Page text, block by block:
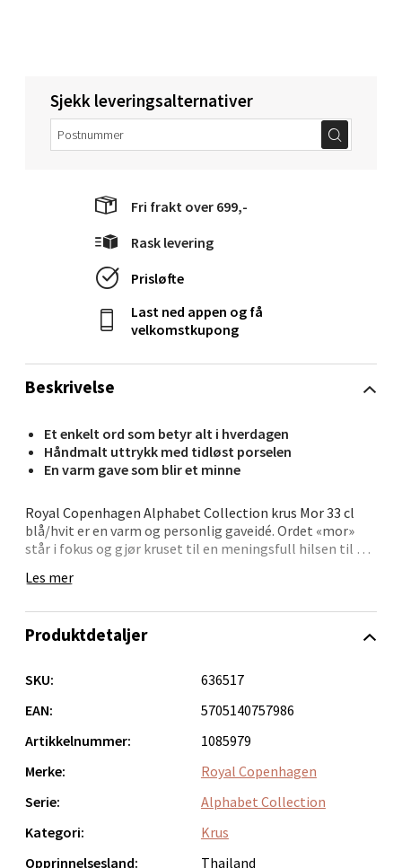
Beskrivelse
Et enkelt ord som betyr alt i hverdagen
Håndmalt uttrykk med tidløst porselen
En varm gave som blir et minne
Royal Copenhagen Alphabet Collection krus Mor 33 cl
blå/hvit er en varm og personlig gaveidé. Ordet «mor»
står i fokus og gjør kruset til en meningsfull hilsen til en
sofaen. Det håndmalte uttrykket og den klassiske
gave som både gleder i øyeblikket og blir et varig minne.
• 33 cl kapasitet
• Blå/hvit dekor
• Klassisk porselen
• Perfekt gaveidé
Les mer
Sjekk leveringsalternativer
Fri frakt over 699,-
Rask levering
Prisløfte
Last ned appen og få
velkomstkupong
Produktdetaljer
SKU:
636517
EAN:
5705140757986
Artikkelnummer:
1085979
Merke:
Royal Copenhagen
Serie:
Alphabet Collection
Kategori:
Krus
Opprinnelsesland:
Thailand
Åpent i dag 10-18
0 i butikk
Malmporten
Bolagsgata 1, 8514 Narvik
0 i butikk
Bergen - Oasen Senter
Folke Bernadottes vei 52, 5147 Fyllingsdalen
Velg